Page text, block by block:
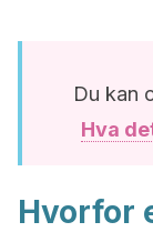
Du kan
Hva
Hvorfor